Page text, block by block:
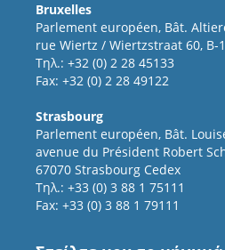
Bruxelles
Parlement européen, Bât.
rue Wiertz / Wiertzstraat 60, B-
Τηλ.: +32 (0) 2 28 45133
Fax: +32 (0) 2 28 49122
Strasbourg
Parlement européen, Bât.
avenue du Président Robert
67070 Strasbourg Cedex
Τηλ.: +33 (0) 3 88 1 75111
Fax: +33 (0) 3 88 1 79111